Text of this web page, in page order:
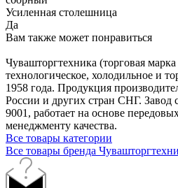
Усиленная столешница
Да
Вам также может понравиться
Чувашторгтехника (торговая
технологическое, холодильное и
1958 года. Продукция
России и других стран СНГ. Завод
9001, работает на основе
менеджменту качества.
Все товары категории
Все товары бренда